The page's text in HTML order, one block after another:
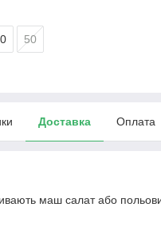
50
Доставка Оплата
маш салат або